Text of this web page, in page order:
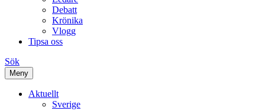
Debatt
Krönika
Vlogg
Tipsa oss
Sök
Meny
Aktuellt
Sverige